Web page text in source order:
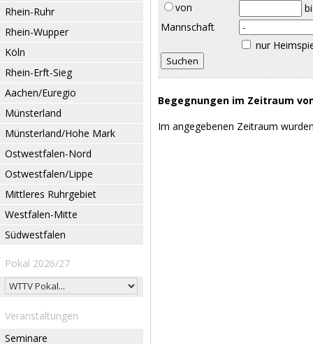
Rhein-Ruhr
Rhein-Wupper
Köln
Rhein-Erft-Sieg
Aachen/Euregio
Münsterland
Münsterland/Hohe Mark
Ostwestfalen-Nord
Ostwestfalen/Lippe
Mittleres Ruhrgebiet
Westfalen-Mitte
Südwestfalen
Pokal 2026/27
Veranstaltungen
Seminare
von
Mannschaft
nur
Begegnungen im Zeitraum
Im angegebenen Zeitraum